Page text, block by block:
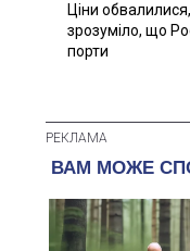
Ціни
зрозуміло, що
порти